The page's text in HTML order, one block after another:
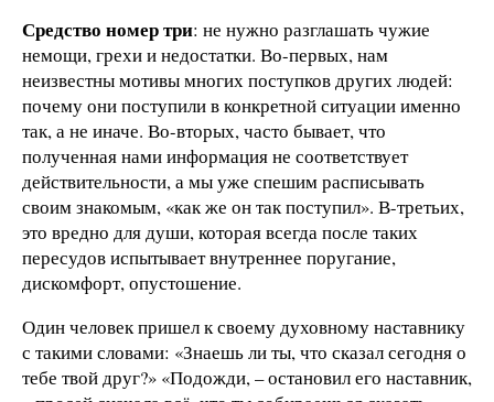
Средство номер три: не нужно разглашать чужие
немощи, грехи и недостатки. Во-первых, нам
неизвестны мотивы многих поступков других людей:
почему они поступили в конкретной ситуации именно
так, а не иначе. Во-вторых, часто бывает, что
полученная нами информация не соответствует
действительности, а мы уже спешим расписывать
своим знакомым, «как же он так поступил». В-третьих,
это вредно для души, которая всегда после таких
пересудов испытывает внутреннее поругание,
дискомфорт, опустошение.
Один человек пришел к своему духовному наставнику
с такими словами: «Знаешь ли ты, что сказал сегодня о
тебе твой друг?» «Подожди, – остановил его наставник,